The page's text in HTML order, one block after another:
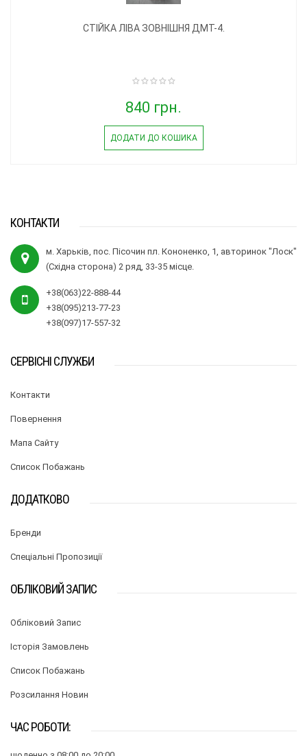
СТІЙКА ЛІВА ЗОВНІШНЯ ДМТ-4.
840 грн.
ДОДАТИ ДО КОШИКА
КОНТАКТИ
м. Харьків, пос. Пісочин пл. Кононенко, 1, авторинок "Лоск"
(Східна сторона) 2 ряд, 33-35 місце.
+38(063)22-888-44
+38(095)213-77-23
+38(097)17-557-32
СЕРВІСНІ СЛУЖБИ
Контакти
Повернення
Мапа Сайту
Список Побажань
ДОДАТКОВО
Бренди
Спеціальні Пропозиції
ОБЛІКОВИЙ ЗАПИС
Обліковий Запис
Історія Замовлень
Список Побажань
Розсилання Новин
ЧАС РОБОТИ: